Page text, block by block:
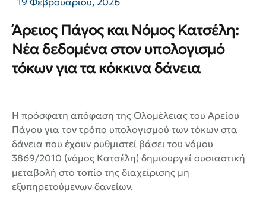
Άρειος Πάγος και Νόμος Κατσέλη:
Νέα δεδομένα στον υπολογισμό
τόκων για τα κόκκινα δάνεια
Η πρόσφατη απόφαση της Ολομέλειας του Αρείου
Πάγου για τον τρόπο υπολογισμού των τόκων στα
δάνεια που έχουν ρυθμιστεί βάσει του νόμου
3869/2010 (νόμος Κατσέλη) δημιουργεί ουσιαστική
μεταβολή στο τοπίο της διαχείρισης μη
εξυπηρετούμενων δανείων.